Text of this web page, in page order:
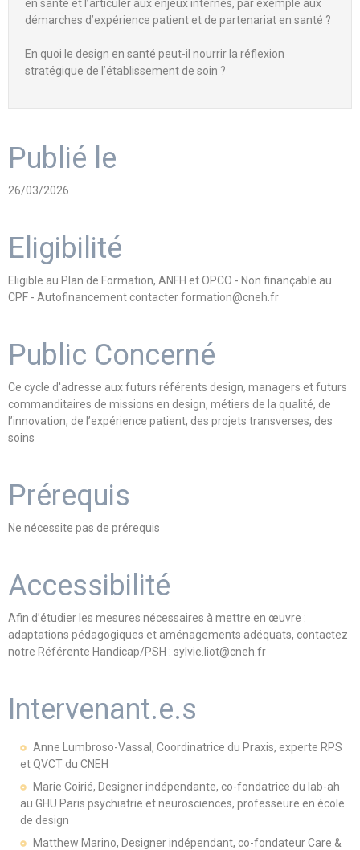
en santé et l’articuler aux enjeux internes, par exemple aux
démarches d’expérience patient et de partenariat en santé ?
En quoi le design en santé peut-il nourrir la réflexion
stratégique de l’établissement de soin ?
Publié le
26/03/2026
Eligibilité
Eligible au Plan de Formation, ANFH et OPCO - Non finançable au
CPF - Autofinancement contacter formation@cneh.fr
Public Concerné
Ce cycle d'adresse aux futurs référents design, managers et futurs
commanditaires de missions en design, métiers de la qualité, de
l’innovation, de l’expérience patient, des projets transverses, des
soins
Prérequis
Ne nécessite pas de prérequis
Accessibilité
Afin d’étudier les mesures nécessaires à mettre en œuvre :
adaptations pédagogiques et aménagements adéquats, contactez
notre Référente Handicap/PSH : sylvie.liot@cneh.fr
Intervenant.e.s
Anne Lumbroso-Vassal, Coordinatrice du Praxis, experte RPS
et QVCT du CNEH
Marie Coirié, Designer indépendante, co-fondatrice du lab-ah
au GHU Paris psychiatrie et neurosciences, professeure en école
de design
Matthew Marino, Designer indépendant, co-fondateur Care &